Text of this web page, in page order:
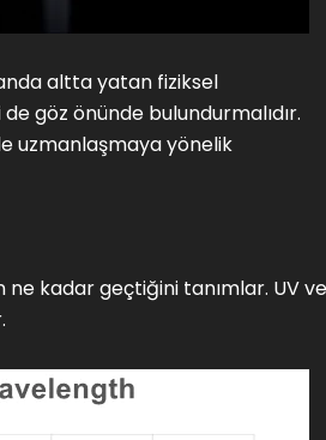
altta yatan fiziksel
göz önünde bulundurmalıdır.
uzmanlaşmaya yönelik
ne kadar geçtiğini tanımlar. UV ve